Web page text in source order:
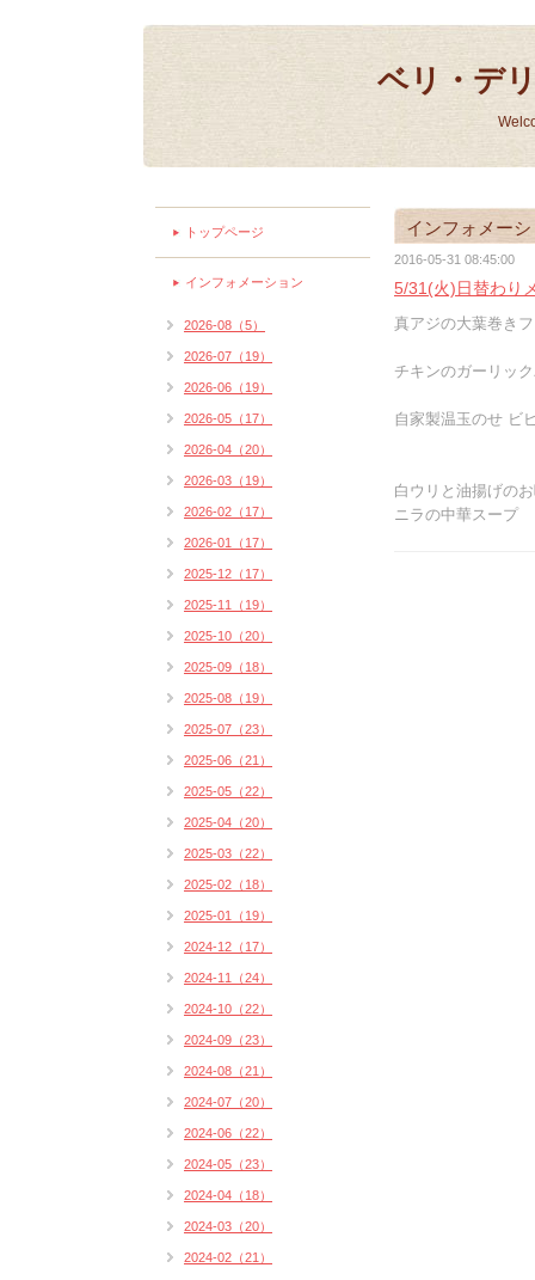
ベリ・デ
インフォメー
2016-05-31 08:45:00
5/31(火)日替わり
真アジの大葉巻き
チキンのガーリッ
自家製温玉のせ ビ
白ウリと油揚げの
ニラの中華スープ
トップページ
インフォメーション
2026-08（5）
2026-07（19）
2026-06（19）
2026-05（17）
2026-04（20）
2026-03（19）
2026-02（17）
2026-01（17）
2025-12（17）
2025-11（19）
2025-10（20）
2025-09（18）
2025-08（19）
2025-07（23）
2025-06（21）
2025-05（22）
2025-04（20）
2025-03（22）
2025-02（18）
2025-01（19）
2024-12（17）
2024-11（24）
2024-10（22）
2024-09（23）
2024-08（21）
2024-07（20）
2024-06（22）
2024-05（23）
2024-04（18）
2024-03（20）
2024-02（21）